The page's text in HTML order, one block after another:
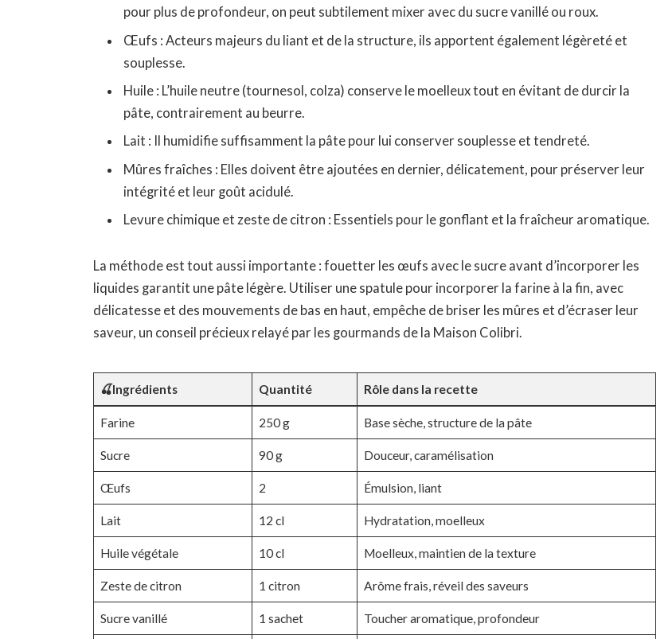
pour plus de profondeur, on peut subtilement mixer avec du sucre vanillé ou roux.
Œufs : Acteurs majeurs du liant et de la structure, ils apportent également légèreté et
souplesse.
Huile : L’huile neutre (tournesol, colza) conserve le moelleux tout en évitant de durcir la
pâte, contrairement au beurre.
Lait : Il humidifie suffisamment la pâte pour lui conserver souplesse et tendreté.
Mûres fraîches : Elles doivent être ajoutées en dernier, délicatement, pour préserver leur
intégrité et leur goût acidulé.
Levure chimique et zeste de citron : Essentiels pour le gonflant et la fraîcheur aromatique.
La méthode est tout aussi importante : fouetter les œufs avec le sucre avant d’incorporer les
liquides garantit une pâte légère. Utiliser une spatule pour incorporer la farine à la fin, avec
délicatesse et des mouvements de bas en haut, empêche de briser les mûres et d’écraser leur
saveur, un conseil précieux relayé par les gourmands de la Maison Colibri.
🍒Ingrédients Quantité Rôle dans la recette
Farine 250 g Base sèche, structure de la pâte
Sucre 90 g Douceur, caramélisation
Œufs 2 Émulsion, liant
Lait 12 cl Hydratation, moelleux
Huile végétale 10 cl Moelleux, maintien de la texture
Zeste de citron 1 citron Arôme frais, réveil des saveurs
Sucre vanillé 1 sachet Toucher aromatique, profondeur